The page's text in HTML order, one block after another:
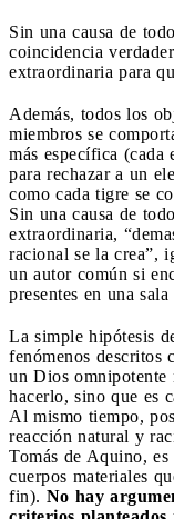
Sin una causa de
coincidencia
extraordinaria para
Además, todos los
miembros se
más específica (cada
para rechazar a un
como cada tigre se
Sin una causa de
extraordinaria,
racional se la crea”,
un autor común si
presentes en una
La simple hipótesis
fenómenos descritos
un Dios omnipotente
hacerlo, sino que es
Al mismo tiempo,
reacción natural y
Tomás de Aquino,
cuerpos materiales
fin). No hay